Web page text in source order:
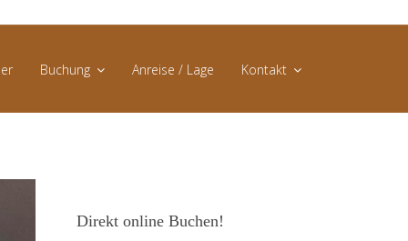
Buchung Anreise / Lage Kontakt
Direkt online Buchen!